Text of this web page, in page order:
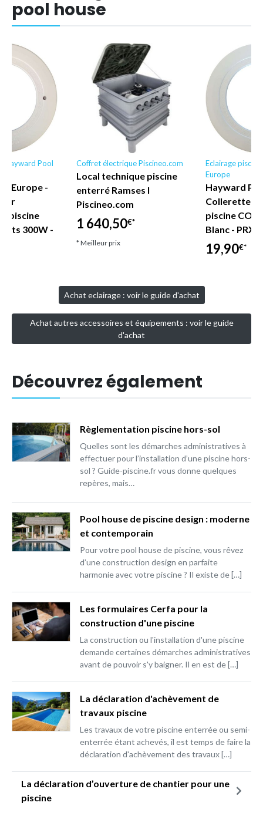
pool house
Hayward Pool
Europe -
piscine
300W -
Coffret électrique Piscineo.com
Local technique piscine
enterré Ramses I
Piscineo.com
1 640,50€*
* Meilleur prix
Eclairage
Europe
Hayward
Collerette
piscine
Blanc -
19,90€*
Achat eclairage : voir le guide d'achat
Achat autres accessoires et équipements : voir le guide
d'achat
Découvrez également
Règlementation piscine hors-sol
Quelles sont les démarches administratives à
effectuer pour l’installation d’une piscine hors-
sol ? Guide-piscine.fr vous donne quelques
repères, mais…
Pool house de piscine design : moderne
et contemporain
Pour votre pool house de piscine, vous rêvez
d’une construction design en parfaite
harmonie avec votre piscine ? Il existe de […]
Les formulaires Cerfa pour la
construction d'une piscine
La construction ou l'installation d'une piscine
demande certaines démarches administratives
avant de pouvoir s'y baigner. Il en est de […]
La déclaration d'achèvement de
travaux piscine
Les travaux de votre piscine enterrée ou semi-
enterrée étant achevés, il est temps de faire la
déclaration d'achèvement des travaux […]
La déclaration d’ouverture de chantier pour une
piscine